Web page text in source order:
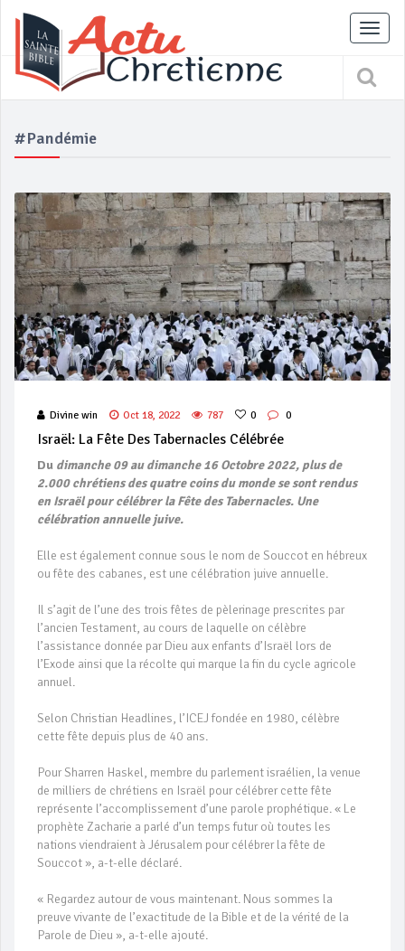
#Pandémie
Divine win Oct 18, 2022 787 0 0
Israël: La Fête Des Tabernacles Célébrée
Du dimanche 09 au dimanche 16 Octobre 2022, plus de
2.000 chrétiens des quatre coins du monde se sont rendus
en Israël pour célébrer la Fête des Tabernacles. Une
célébration annuelle juive.
Elle est également connue sous le nom de Souccot en hébreux
ou fête des cabanes, est une célébration juive annuelle.
Il s’agit de l’une des trois fêtes de pèlerinage prescrites par
l’ancien Testament, au cours de laquelle on célèbre
l’assistance donnée par Dieu aux enfants d’Israël lors de
l’Exode ainsi que la récolte qui marque la fin du cycle agricole
annuel.
Selon Christian Headlines, l’ICEJ fondée en 1980, célèbre
cette fête depuis plus de 40 ans.
Pour Sharren Haskel, membre du parlement israélien, la venue
de milliers de chrétiens en Israël pour célébrer cette fête
représente l’accomplissement d’une parole prophétique. « Le
prophète Zacharie a parlé d’un temps futur où toutes les
nations viendraient à Jérusalem pour célébrer la fête de
Souccot », a-t-elle déclaré.
« Regardez autour de vous maintenant. Nous sommes la
preuve vivante de l’exactitude de la Bible et de la vérité de la
Parole de Dieu », a-t-elle ajouté.